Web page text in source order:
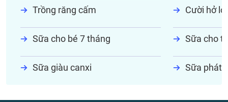
Trồng răng cấm Cười hở lợi
Sữa cho bé 7 tháng Sữa cho
Sữa giàu canxi Sữa phát